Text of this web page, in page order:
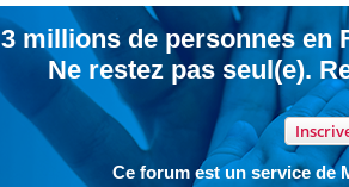
3 millions de personnes en
Ne restez pas seul(e).
Ce forum est un service de